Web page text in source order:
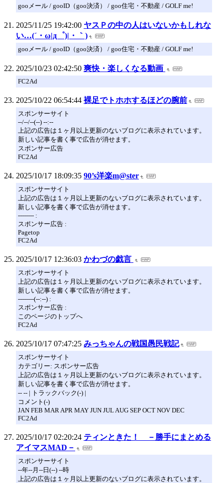
gooメール / gooID（goo決済） / goo住宅・不動産 / GOLF me!
2025/11/25 19:42:00 ヤスＰの中の人はいないかもしれな
い…(´・ω|д゜)|・｀)
gooメール / gooID（goo決済） / goo住宅・不動産 / GOLF me!
2025/10/23 02:42:50 爽快・楽しくなる動画
FC2Ad
2025/10/22 06:54:44 裸足でトホホするほどの腕前
スポンサーサイト
--/--/--(--) --:--
上記の広告は１ヶ月以上更新のないブログに表示されています。
新しい記事を書く事で広告が消せます。
スポンサー広告
FC2Ad
2025/10/17 18:09:35 90’s洋楽m@ster
スポンサーサイト
上記の広告は１ヶ月以上更新のないブログに表示されています。
新しい記事を書く事で広告が消せます。
-------- :
スポンサー広告 :
Pagetop
FC2Ad
2025/10/17 12:36:03 かわづの戯言
スポンサーサイト
上記の広告は１ヶ月以上更新のないブログに表示されています。
新しい記事を書く事で広告が消せます。
--------(--:--) :
スポンサー広告 :
このページのトップへ
FC2Ad
2025/10/17 07:47:25 みっちゃんの戦国愚民戦記
スポンサーサイト
カテゴリー: スポンサー広告
上記の広告は１ヶ月以上更新のないブログに表示されています。
新しい記事を書く事で広告が消せます。
-- -- | トラックバック(-) |
コメント(-)
JAN FEB MAR APR MAY JUN JUL AUG SEP OCT NOV DEC
FC2Ad
2025/10/17 02:20:24 ティンときた！ －勝手にまとめる
アイマスMAD－
スポンサーサイト
--年--月--日(--) --時
上記の広告は１ヶ月以上更新のないブログに表示されています。